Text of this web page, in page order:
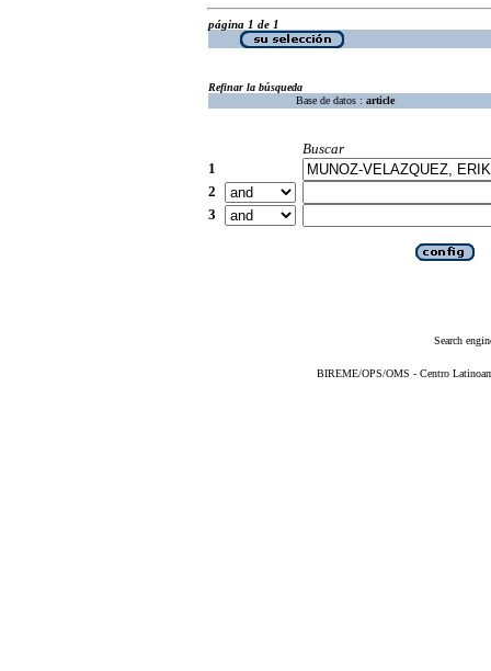
página 1 de 1
Refinar la búsqueda
Base de datos : article
Buscar
1
2
3
Search
BIREME/OPS/OMS - Centro